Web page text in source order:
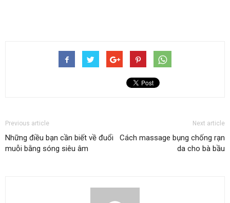
Previous article
Những điều bạn cần biết về đuổi
muỗi bằng sóng siêu âm
Next article
Cách massage bụng chống rạn
da cho bà bầu